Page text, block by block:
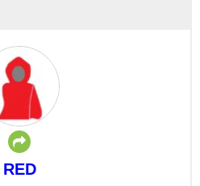
RED